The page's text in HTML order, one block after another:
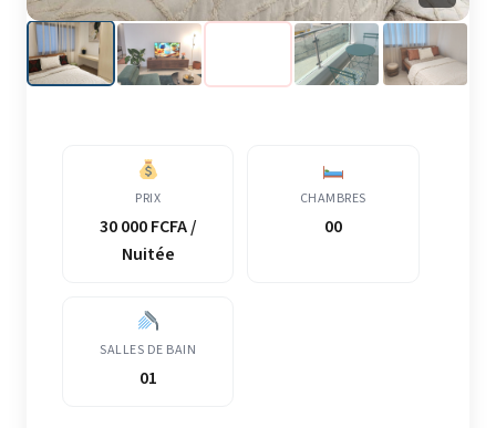
PRIX
30 000 FCFA /
Nuitée
CHAMBRES
00
SALLES DE BAIN
01